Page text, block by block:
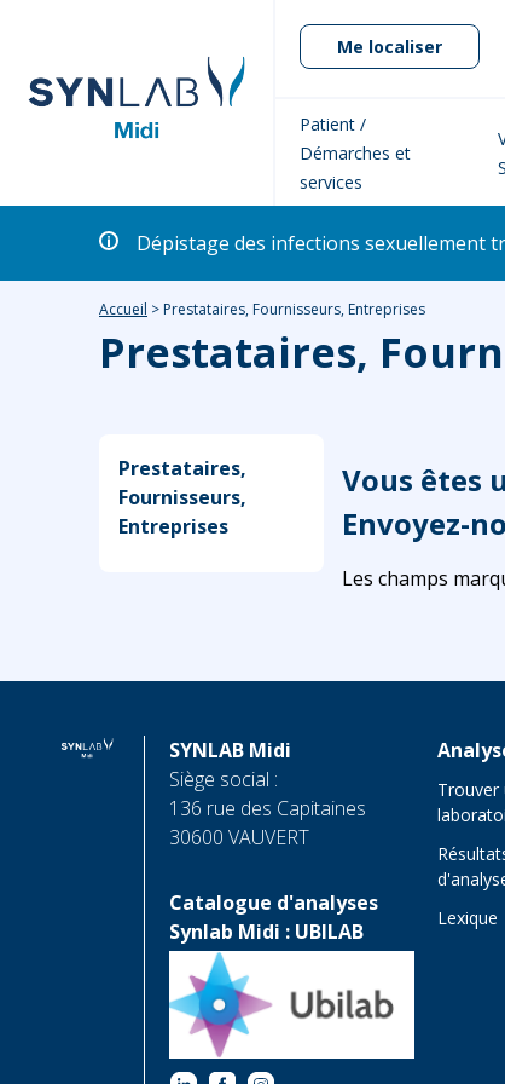
Me localiser
Patient /
Démarches et
services
Dépistage des infections sexuellement
Accueil > Prestataires, Fournisseurs, Entreprises
Prestataires,
Prestataires,
Fournisseurs,
Entreprises
Vous êtes
Envoyez-
Les champs
SYNLAB Midi
Siège social :
136 rue des Capitaines
30600 VAUVERT
Catalogue d'analyses
Synlab Midi : UBILAB
Trouver
Lexique